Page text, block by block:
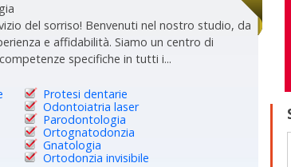
del sorriso! Benvenuti nel nostro studio, da
e affidabilità. Siamo un centro di
specifiche in tutti i...
Protesi dentarie
Odontoiatria laser
Parodontologia
Ortognatodonzia
Gnatologia
Ortodonzia invisibile